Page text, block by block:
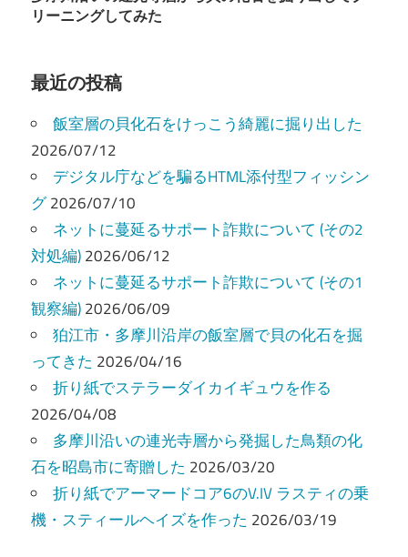
稿
ビ
ゲ
ー
シ
ョ
ン
リーニングしてみた
最近の投稿
飯室層の貝化石をけっこう綺麗に掘り出した
2026/07/12
デジタル庁などを騙るHTML添付型フィッシン
グ2026/07/10
ネットに蔓延るサポート詐欺について (その2
対処編)2026/06/12
ネットに蔓延るサポート詐欺について (その1
観察編)2026/06/09
狛江市・多摩川沿岸の飯室層で貝の化石を掘
ってきた 2026/04/16
折り紙でステラーダイカイギュウを作る
2026/04/08
多摩川沿いの連光寺層から発掘した鳥類の化
石を昭島市に寄贈した 2026/03/20
折り紙でアーマードコア6のV.IV ラスティの乗
機・スティールヘイズを作った 2026/03/19